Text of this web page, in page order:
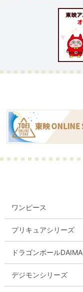
ワンピース
プリキュアシリーズ
ドラゴンボールDAIMA
デジモンシリーズ